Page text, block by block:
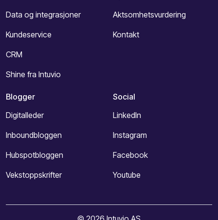
Data og integrasjoner
Kundeservice
CRM
Shine fra Intuvio
Aktsomhetsvurdering
Kontakt
Blogger
Digitalleder
Inboundbloggen
Hubspotbloggen
Vekstoppskrifter
Social
LinkedIn
Instagram
Facebook
Youtube